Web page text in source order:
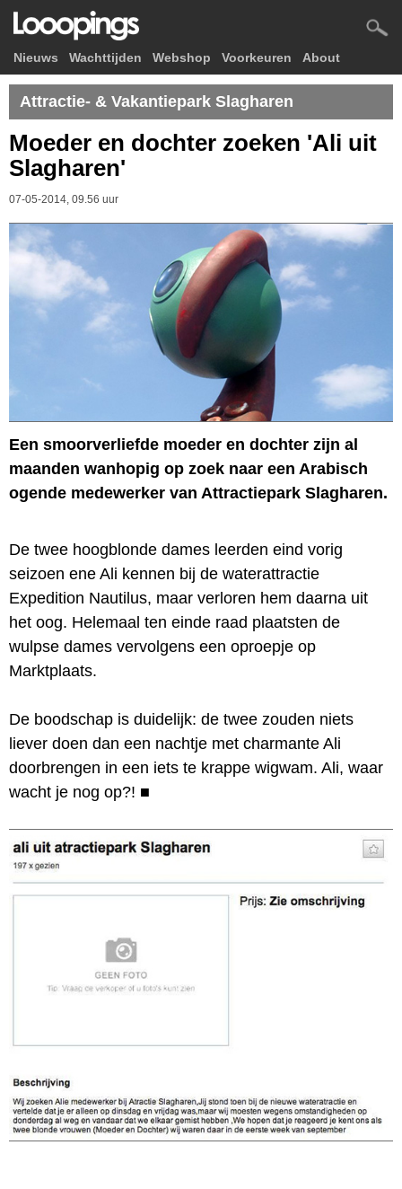
Nieuws Wachttijden Webshop Voorkeuren About
Attractie- & Vakantiepark Slagharen
Moeder en dochter zoeken 'Ali uit
Slagharen'
07-05-2014, 09.56 uur
Een smoorverliefde moeder en dochter zijn al
maanden wanhopig op zoek naar een Arabisch
ogende medewerker van Attractiepark Slagharen.
De twee hoogblonde dames leerden eind vorig
seizoen ene Ali kennen bij de waterattractie
Expedition Nautilus, maar verloren hem daarna uit
het oog. Helemaal ten einde raad plaatsten de
wulpse dames vervolgens een oproepje op
Marktplaats.
De boodschap is duidelijk: de twee zouden niets
liever doen dan een nachtje met charmante Ali
doorbrengen in een iets te krappe wigwam. Ali, waar
wacht je nog op?! ■